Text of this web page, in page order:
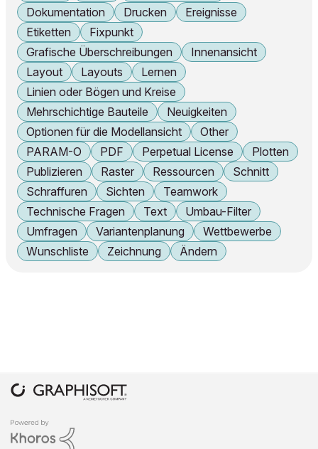
Dokumentation
Drucken
Ereignisse
Etiketten
Fixpunkt
Grafische Überschreibungen
Innenansicht
Layout
Layouts
Lernen
Linien oder Bögen und Kreise
Mehrschichtige Bauteile
Neuigkeiten
Optionen für die Modellansicht
Other
PARAM-O
PDF Perpetual License
Plotten
Publizieren
Raster Ressourcen
Schnitt
Schraffuren
Sichten
Teamwork
Technische Fragen
Text
Umbau-Filter
Umfragen
Variantenplanung
Wettbewerbe
Wunschliste
Zeichnung Ändern